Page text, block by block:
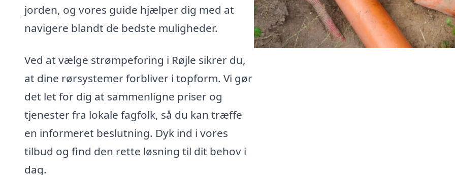
jorden, og vores guide hjælper dig med at
navigere blandt de bedste muligheder.
Ved at vælge strømpeforing i Røjle sikrer du,
at dine rørsystemer forbliver i topform. Vi gør
det let for dig at sammenligne priser og
tjenester fra lokale fagfolk, så du kan træffe
en informeret beslutning. Dyk ind i vores
tilbud og find den rette løsning til dit behov i
dag.